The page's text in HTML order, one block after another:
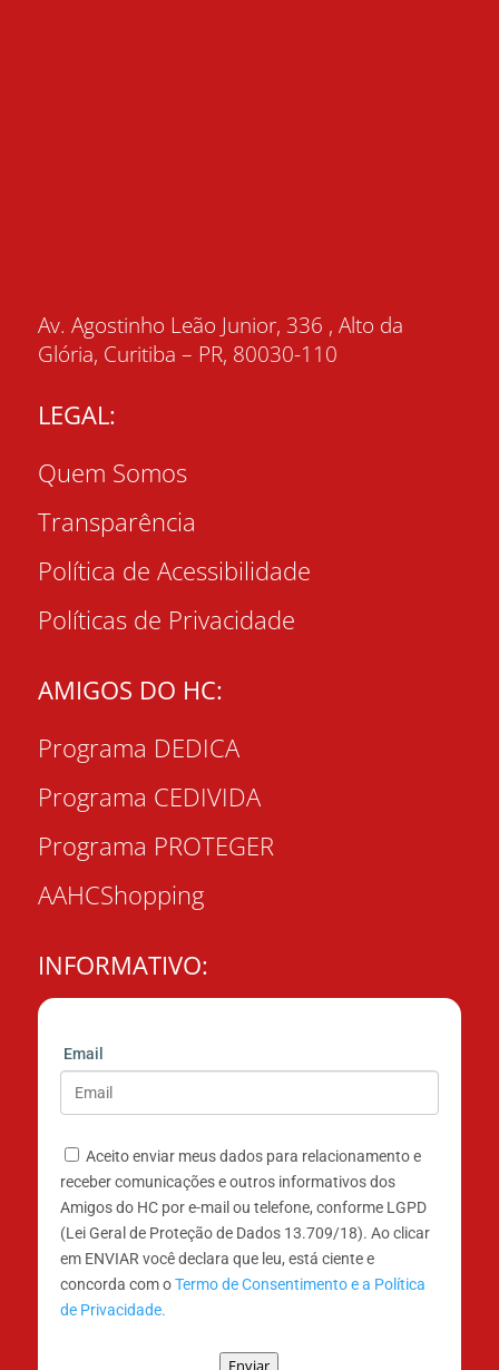
Av. Agostinho Leão Junior, 336 , Alto da
Glória, Curitiba – PR, 80030-110
LEGAL:
Quem Somos
Transparência
Política de Acessibilidade
Políticas de Privacidade
AMIGOS DO HC:
Programa DEDICA
Programa CEDIVIDA
Programa PROTEGER
AAHCShopping
INFORMATIVO:
Email
Aceito enviar meus dados para relacionamento e
receber comunicações e outros informativos dos
Amigos do HC por e-mail ou telefone, conforme LGPD
(Lei Geral de Proteção de Dados 13.709/18). Ao clicar
em ENVIAR você declara que leu, está ciente e
concorda com oTermo de Consentimento e a Política
de Privacidade.